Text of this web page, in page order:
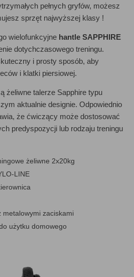
pełnych gryfów, możesz
sprzęt najwyższej klasy !
wielofunkcyjne hantle SAPPHIRE
dotychczasowego treningu.
i prosty sposób, aby
i klatki piersiowej.
żeliwne talerze Sapphire typu
aktualnie designie. Odpowiednio
że ćwiczący może dostosować
predyspozycji lub rodzaju treningu
żeliwne 2x20kg
LINE
metalowymi zaciskami
użytku domowego